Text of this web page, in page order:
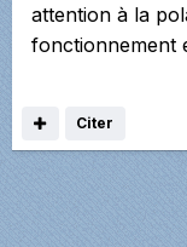
attention à la
fonctionnement
Citer